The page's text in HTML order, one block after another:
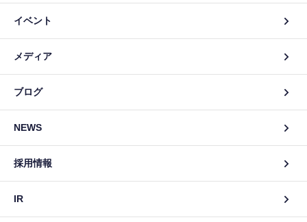
イベント
メディア
ブログ
NEWS
採用情報
IR